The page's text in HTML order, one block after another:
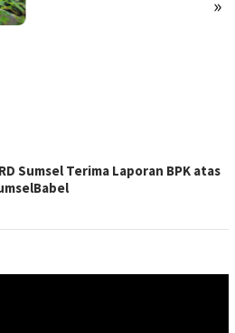
Sumsel Terima Laporan BPK atas